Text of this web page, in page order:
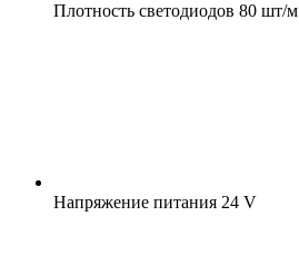
Плотность светодиодов 80 шт/м
Напряжение питания 24 V